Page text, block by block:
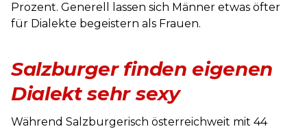
Prozent. Generell lassen sich Männer etwas öfter
für Dialekte begeistern als Frauen.
Salzburger finden eigenen
Dialekt sehr sexy
Während Salzburgerisch österreichweit mit 44